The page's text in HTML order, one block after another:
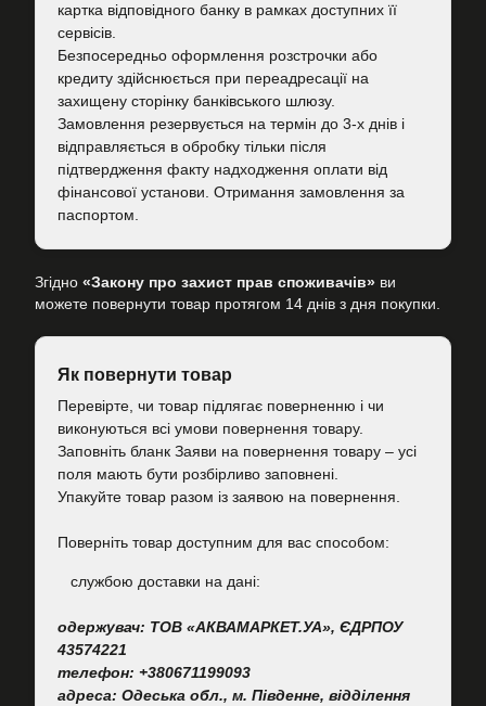
картка відповідного банку в рамках доступних її
сервісів.
Безпосередньо оформлення розстрочки або
кредиту здійснюється при переадресації на
захищену сторінку банківського шлюзу.
Замовлення резервується на термін до 3-х днів і
відправляється в обробку тільки після
підтвердження факту надходження оплати від
фінансової установи. Отримання замовлення за
паспортом.
Згідно «Закону про захист прав споживачів» ви
можете повернути товар протягом 14 днів з дня покупки.
Як повернути товар
Перевірте, чи товар підлягає поверненню і чи
виконуються всі умови повернення товару.
Заповніть бланк Заяви на повернення товару – усі
поля мають бути розбірливо заповнені.
Упакуйте товар разом із заявою на повернення.
Поверніть товар доступним для вас способом:
cлужбою доставки на дані:
одержувач: ТОВ «АКВАМАРКЕТ.УА», ЄДРПОУ
43574221
телефон: +380671199093
адреса: Одеська обл., м. Південне, відділення